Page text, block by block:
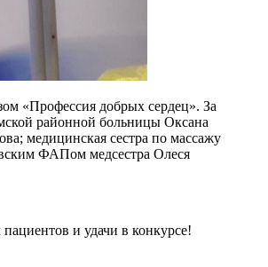
«Профессия добрых сердец». За
районной больницы Оксана
медицинская сестра по массажу
ФАПом медсестра Олеся
и удачи в конкурсе!